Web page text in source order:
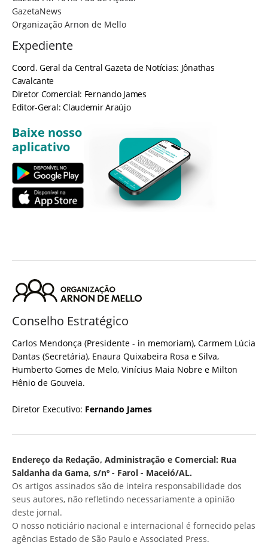
GazetaNews
Organização Arnon de Mello
Expediente
Coord. Geral da Central Gazeta de Notícias: Jônathas
Cavalcante
Diretor Comercial: Fernando James
Editor-Geral: Claudemir Araújo
Baixe nosso
aplicativo
Conselho Estratégico
Carlos Mendonça (Presidente - in memoriam), Carmem Lúcia
Dantas (Secretária), Enaura Quixabeira Rosa e Silva,
Humberto Gomes de Melo, Vinícius Maia Nobre e Milton
Hênio de Gouveia.
Diretor Executivo: Fernando James
Endereço da Redação, Administração e Comercial: Rua
Saldanha da Gama, s/nº - Farol - Maceió/AL.
Os artigos assinados são de inteira responsabilidade dos
seus autores, não refletindo necessariamente a opinião
deste jornal.
O nosso noticiário nacional e internacional é fornecido pelas
agências Estado de São Paulo e Associated Press.